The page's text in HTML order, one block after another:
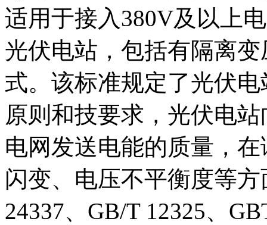
适用于接入380V及以上
光伏电站，包括有隔离
式。该标准规定了光伏
原则和技要求，光伏电
电网发送电能的质量，
闪变、电压不平衡度等
24337、GB/T 12325、